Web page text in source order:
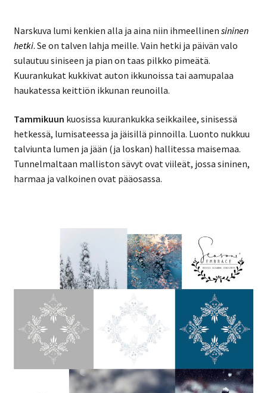
Narskuva lumi kenkien alla ja aina niin ihmeellinen sininen
hetki. Se on talven lahja meille. Vain hetki ja päivän valo
sulautuu siniseen ja pian on taas pilkko pimeätä.
Kuurankukat kukkivat auton ikkunoissa tai aamupalaa
haukatessa keittiön ikkunan reunoilla.
Tammikuun kuosissa kuurankukka seikkailee, sinisessä
hetkessä, lumisateessa ja jäisillä pinnoilla. Luonto nukkuu
talviunta lumen ja jään (ja loskan) hallitessa maisemaa.
Tunnelmaltaan malliston sävyt ovat viileät, jossa sininen,
harmaa ja valkoinen ovat pääosassa.